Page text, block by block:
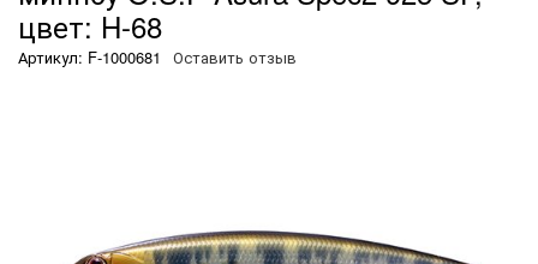
цвет: H-68
Артикул: F-1000681 Оставить отзыв